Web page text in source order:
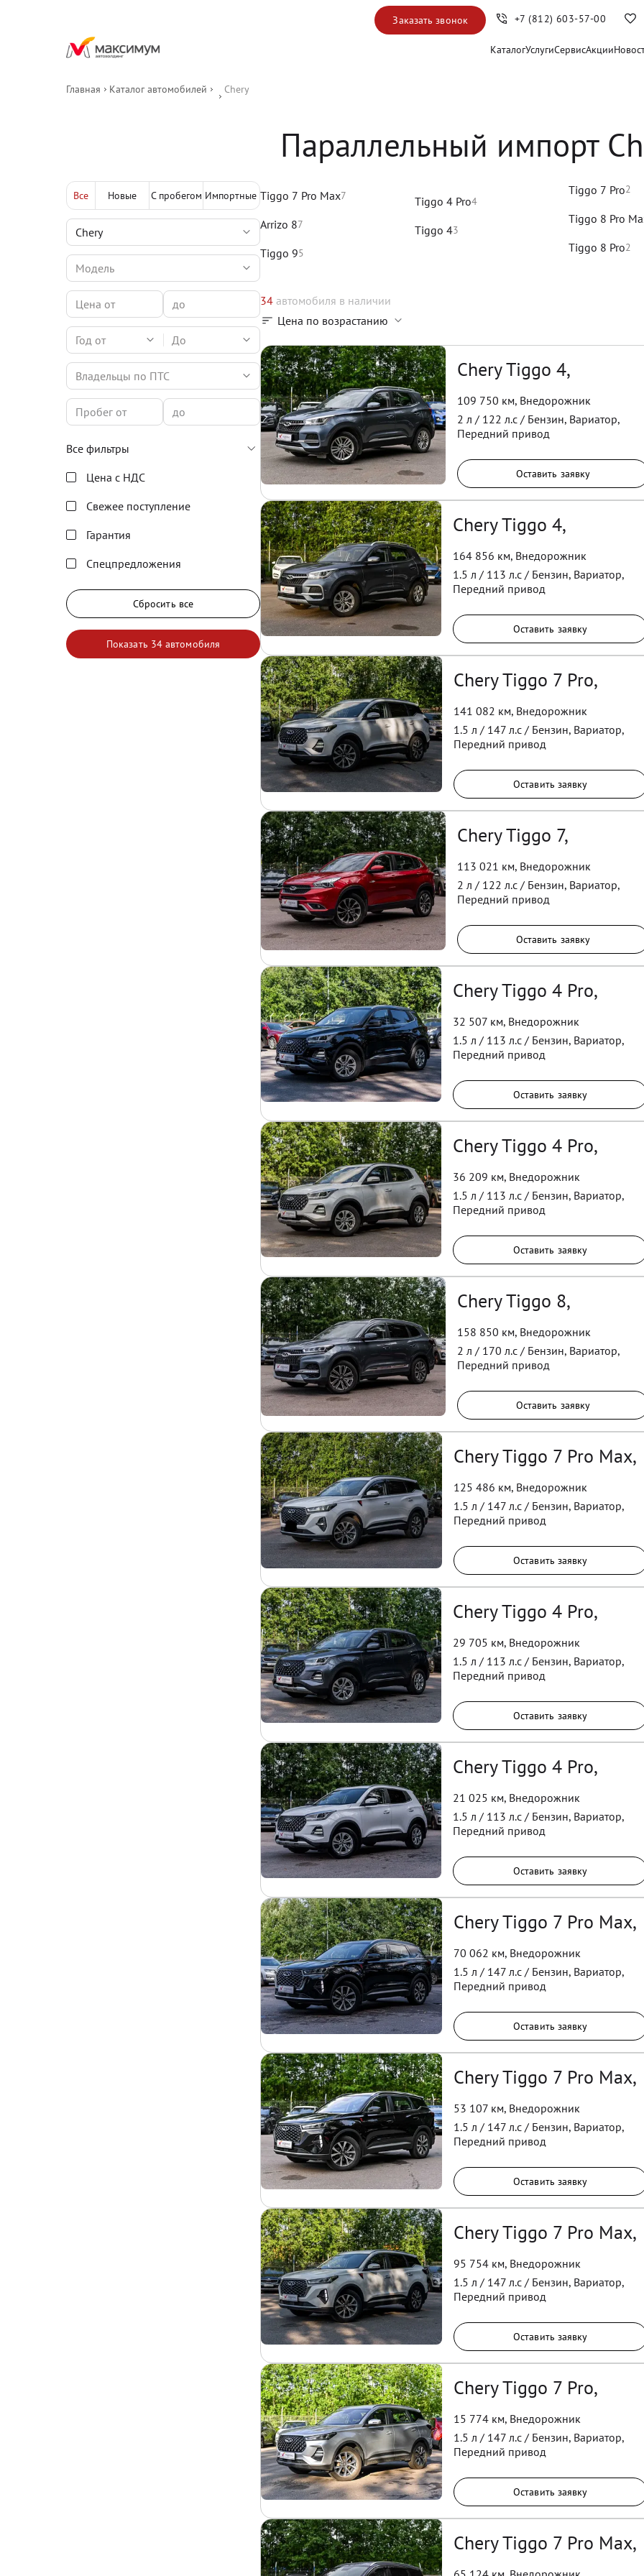
КаталогУслугиСервисАкции
Заказать звонок +7 (812) 603-57-00
Главная Каталог автомобилей Chery
Параллельный импорт
Все Новые С пробегом Импортные
Год от До
Владельцы по ПТС
Все фильтры
Цена с НДС
Свежее поступление
Гарантия
Спецпредложения
Сбросить все
Показать 34 автомобиля
Tiggo 7 Pro Max7
Arrizo 87
Tiggo 95
Tiggo 4 Pro4
Tiggo 43
Tiggo 7 Pro2
Tiggo 8 Pro
Tiggo 8 Pro2
34 автомобиля в наличии
Цена по возрастанию
Chery Tiggo 4,
109 750 км, Внедорожник
2 л / 122 л.с / Бензин, Вариатор,
Передний привод
Оставить заявку
Chery Tiggo 4,
164 856 км, Внедорожник
1.5 л / 113 л.с / Бензин, Вариатор,
Передний привод
Оставить заявку
Chery Tiggo 7 Pro,
141 082 км, Внедорожник
1.5 л / 147л.с / Бензин, Вариатор,
Передний привод
Оставить заявку
Chery Tiggo 7,
113 021 км, Внедорожник
2 л / 122 л.с / Бензин, Вариатор,
Передний привод
Оставить заявку
Chery Tiggo 4 Pro,
32 507 км, Внедорожник
1.5 л / 113 л.с / Бензин, Вариатор,
Передний привод
Оставить заявку
Chery Tiggo 4 Pro,
36 209 км, Внедорожник
1.5 л / 113 л.с / Бензин, Вариатор,
Передний привод
Оставить заявку
Chery Tiggo 8,
158 850 км, Внедорожник
2 л / 170 л.с / Бензин, Вариатор,
Передний привод
Оставить заявку
Chery Tiggo 7 Pro Max,
125 486 км, Внедорожник
1.5 л / 147л.с / Бензин, Вариатор,
Передний привод
Оставить заявку
Chery Tiggo 4 Pro,
29 705 км, Внедорожник
1.5 л / 113 л.с / Бензин, Вариатор,
Передний привод
Оставить заявку
Chery Tiggo 4 Pro,
21 025 км, Внедорожник
1.5 л / 113 л.с / Бензин, Вариатор,
Передний привод
Оставить заявку
Chery Tiggo 7 Pro Max,
70 062 км, Внедорожник
1.5 л / 147л.с / Бензин, Вариатор,
Передний привод
Оставить заявку
Chery Tiggo 7 Pro Max,
53 107 км, Внедорожник
1.5 л / 147л.с / Бензин, Вариатор,
Передний привод
Оставить заявку
Chery Tiggo 7 Pro Max,
95 754 км, Внедорожник
1.5 л / 147л.с / Бензин, Вариатор,
Передний привод
Оставить заявку
Chery Tiggo 7 Pro,
15 774 км, Внедорожник
1.5 л / 147л.с / Бензин, Вариатор,
Передний привод
Оставить заявку
Chery Tiggo 7 Pro Max,